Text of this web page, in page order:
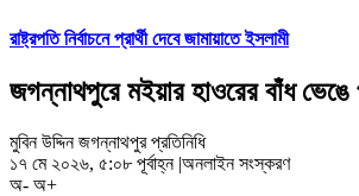
রাষ্ট্রপতি নির্বাচনে প্রার্থী দেবে জামায়াতে ইসলামী
জগন্নাথপুরে মইয়ার হাওরের বাঁধ ভেঙে
মুবিন উদ্দিন জগন্নাথপুর প্রতিনিধি
১৭ মে ২০২৬, ৫:০৮ পূর্বাহ্ন |অনলাইন সংস্করণ
অ- অ+